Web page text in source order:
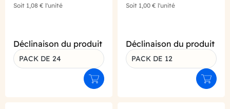
Soit 1,08 € l'unité
Déclinaison du produit
PACK DE 24
Ajouter au panier
Soit 1,00 € l'unité
Déclinaison du produit
PACK DE 12